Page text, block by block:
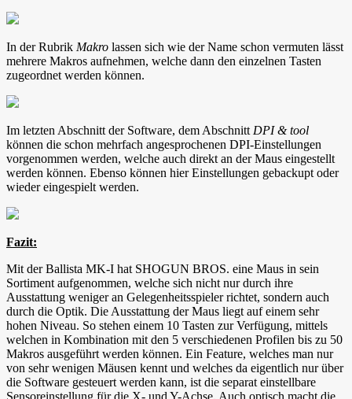
In der Rubrik Makro lassen sich wie der Name schon vermuten lässt
mehrere Makros aufnehmen, welche dann den einzelnen Tasten
zugeordnet werden können.
Im letzten Abschnitt der Software, dem AbschnittDPI & tool
können die schon mehrfach angesprochenen DPI-Einstellungen
vorgenommen werden, welche auch direkt an der Maus eingestellt
werden können. Ebenso können hier Einstellungen gebackupt oder
wieder eingespielt werden.
Fazit:
Mit der Ballista MK-I hat SHOGUN BROS. eine Maus in sein
Sortiment aufgenommen, welche sich nicht nur durch ihre
Ausstattung weniger an Gelegenheitsspieler richtet, sondern auch
durch die Optik. Die Ausstattung der Maus liegt auf einem sehr
hohen Niveau. So stehen einem 10 Tasten zur Verfügung, mittels
welchen in Kombination mit den 5 verschiedenen Profilen bis zu 50
Makros ausgeführt werden können. Ein Feature, welches man nur
von sehr wenigen Mäusen kennt und welches da eigentlich nur über
die Software gesteuert werden kann, ist die separat einstellbare